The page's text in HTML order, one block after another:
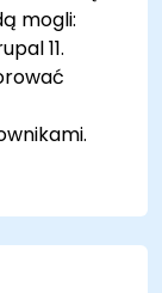
mogli:
11.
zapasowe.